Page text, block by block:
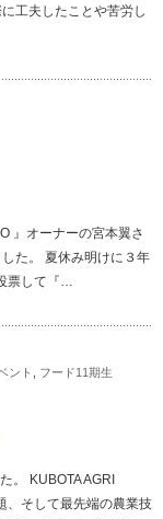
工夫したことや苦労し
』オーナーの宮本翼さ
た。 夏休み明けに３年
票して『…
ント フード11期生
。 KUBOTA AGRI
、そして最先端の農業技